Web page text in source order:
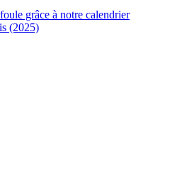
grâce à notre calendrier
(2025)